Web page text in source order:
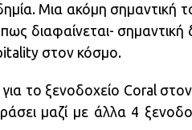
Μια ακόμη σημαντική
διαφαίνεται-
στον κόσμο.
το ξενοδοχείο Coral
μαζί με άλλα 4